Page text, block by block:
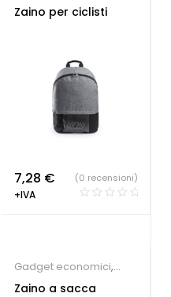
Zaino per ciclisti
7,28 €
+IVA
(0 recensioni)
Gadget economici,
Società Sportive
Zaino a sacca